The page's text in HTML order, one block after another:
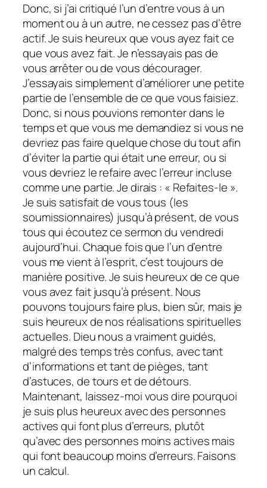
Donc, si j’ai critiqué l’un d’entre vous à un
moment ou à un autre, ne cessez pas d’être
actif. Je suis heureux que vous ayez fait ce
que vous avez fait. Je n’essayais pas de
vous arrêter ou de vous décourager.
J’essayais simplement d’améliorer une petite
partie de l’ensemble de ce que vous faisiez.
Donc, si nous pouvions remonter dans le
temps et que vous me demandiez si vous ne
devriez pas faire quelque chose du tout afin
d’éviter la partie qui était une erreur, ou si
vous devriez le refaire avec l’erreur incluse
comme une partie. Je dirais : « Refaites-le ».
Je suis satisfait de vous tous (les
soumissionnaires) jusqu’à présent, de vous
tous qui écoutez ce sermon du vendredi
aujourd’hui. Chaque fois que l’un d’entre
vous me vient à l’esprit, c’est toujours de
manière positive. Je suis heureux de ce que
vous avez fait jusqu’à présent. Nous
pouvons toujours faire plus, bien sûr, mais je
suis heureux de nos réalisations spirituelles
actuelles. Dieu nous a vraiment guidés,
malgré des temps très confus, avec tant
d’informations et tant de pièges, tant
d’astuces, de tours et de détours.
Maintenant, laissez-moi vous dire pourquoi
je suis plus heureux avec des personnes
actives qui font plus d’erreurs, plutôt
qu’avec des personnes moins actives mais
qui font beaucoup moins d’erreurs. Faisons
un calcul.